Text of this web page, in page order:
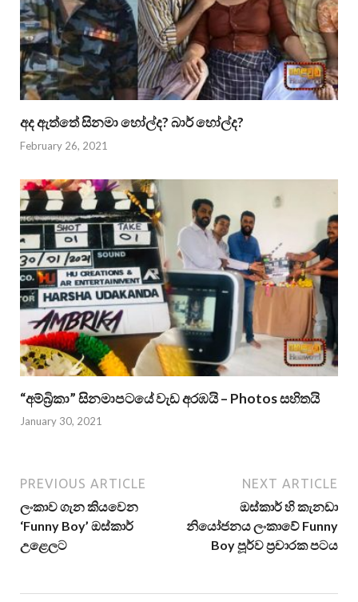
අද ඇත්තේ සිනමා හෝල්ද? බාර් හෝල්ද?
February 26, 2021
“අම්බ්‍රිකා” සිනමාපටයේ වැඩ අරඹයි – Photos සහිතයි
January 30, 2021
PREVIOUS ARTICLE
ලංකාව ගැන කියවෙන
‘Funny Boy’ ඔස්කාර්
උළෙලට
NEXT ARTICLE
ඔස්කාර් හි කැනඩා
නියෝජනය ලංකාවේ Funny
Boy පූර්ව ප්‍රචාරක පටය